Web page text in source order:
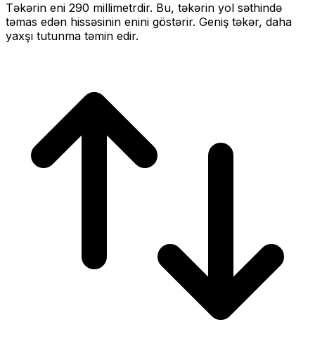
Təkərin eni 290 millimetrdir. Bu, təkərin yol səthində
təmas edən hissəsinin enini göstərir. Geniş təkər, daha
yaxşı tutunma təmin edir.